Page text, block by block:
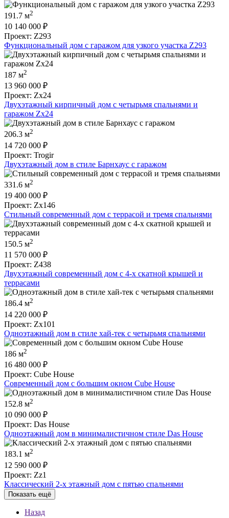
191.7 м2
10 140 000 ₽
Проект: Z293
Функциональный дом с гаражом для узкого участка Z293
187 м2
13 960 000 ₽
Проект: Zx24
Двухэтажный кирпичный дом с четырьмя спальнями и
гаражом Zx24
206.3 м2
14 720 000 ₽
Проект: Trogir
Двухэтажный дом в стиле Барнхаус с гаражом
331.6 м2
19 400 000 ₽
Проект: Zx146
Стильный современный дом с террасой и тремя спальнями
150.5 м2
11 570 000 ₽
Проект: Z438
Двухэтажный современный дом с 4-х скатной крышей и
террасами
186.4 м2
14 220 000 ₽
Проект: Zx101
Одноэтажный дом в стиле хай-тек с четырьмя спальнями
186 м2
16 480 000 ₽
Проект: Cube House
Современный дом с большим окном Cube House
152.8 м2
10 090 000 ₽
Проект: Das House
Одноэтажный дом в минималистичном стиле Das House
183.1 м2
12 590 000 ₽
Проект: Zz1
Классический 2-х этажный дом с пятью спальнями
Показать ещё
Назад